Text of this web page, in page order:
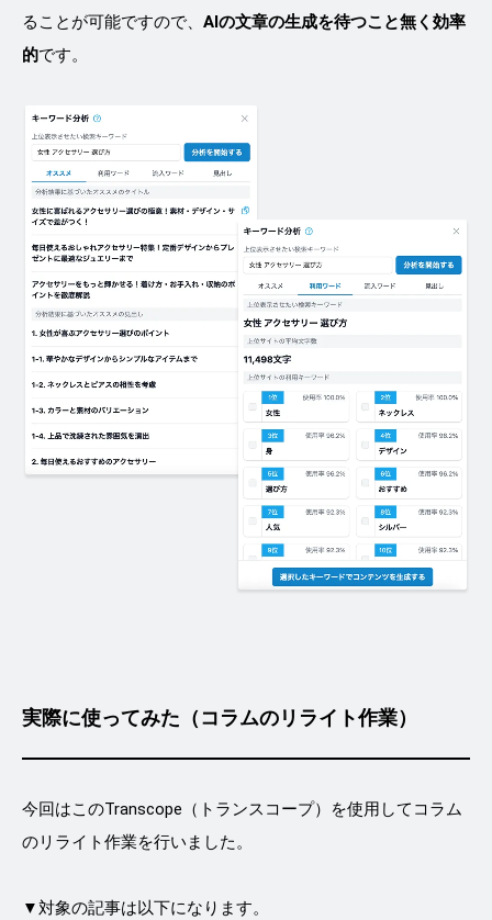
ることが可能ですので、 AIの文章の生成を待つこと無く効率
的です。
実際に使ってみた（コラムのリライト作業）
今回はこのTranscope（トランスコープ）を使用してコラム
のリライト作業を行いました。
▼対象の記事は以下になります。